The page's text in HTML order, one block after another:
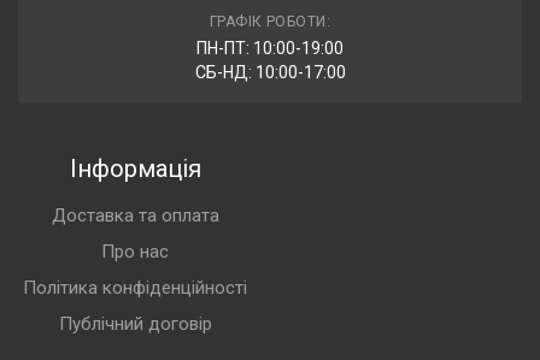
ГРАФІК РОБОТИ:
ПН-ПТ: 10:00-19:00
СБ-НД: 10:00-17:00
Інформація
Доставка та оплата
Про нас
Політика конфіденційності
Публічний договір